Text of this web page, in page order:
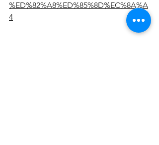
%ED%82%A8%ED%85%8D%EC%8A%A
4